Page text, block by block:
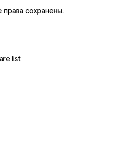
сохранены.
list